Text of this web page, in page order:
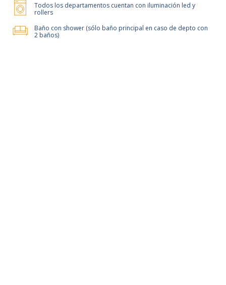
Todos los departamentos cuentan con iluminación led y
rollers
Baño con shower (sólo baño principal en caso de depto con
2 baños)